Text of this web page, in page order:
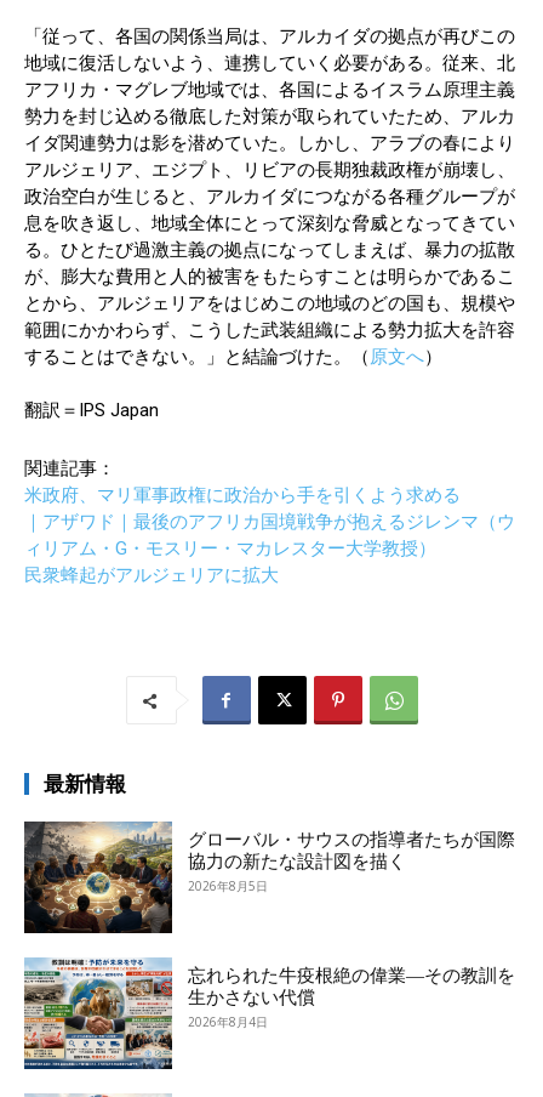
「従って、各国の関係当局は、アルカイダの拠点が再びこの
地域に復活しないよう、連携していく必要がある。従来、北
アフリカ・マグレブ地域では、各国によるイスラム原理主義
勢力を封じ込める徹底した対策が取られていたため、アルカ
イダ関連勢力は影を潜めていた。しかし、アラブの春により
アルジェリア、エジプト、リビアの長期独裁政権が崩壊し、
政治空白が生じると、アルカイダにつながる各種グループが
息を吹き返し、地域全体にとって深刻な脅威となってきてい
る。ひとたび過激主義の拠点になってしまえば、暴力の拡散
が、膨大な費用と人的被害をもたらすことは明らかであるこ
とから、アルジェリアをはじめこの地域のどの国も、規模や
範囲にかかわらず、こうした武装組織による勢力拡大を許容
することはできない。」と結論づけた。（原文へ）
翻訳＝IPS Japan
関連記事：
米政府、マリ軍事政権に政治から手を引くよう求める
｜アザワド｜最後のアフリカ国境戦争が抱えるジレンマ（ウ
ィリアム・G・モスリー・マカレスター大学教授）
民衆蜂起がアルジェリアに拡大
最新情報
グローバル・サウスの指導者たちが国際
協力の新たな設計図を描く
2026年8月5日
忘れられた牛疫根絶の偉業―その教訓を
生かさない代償
2026年8月4日